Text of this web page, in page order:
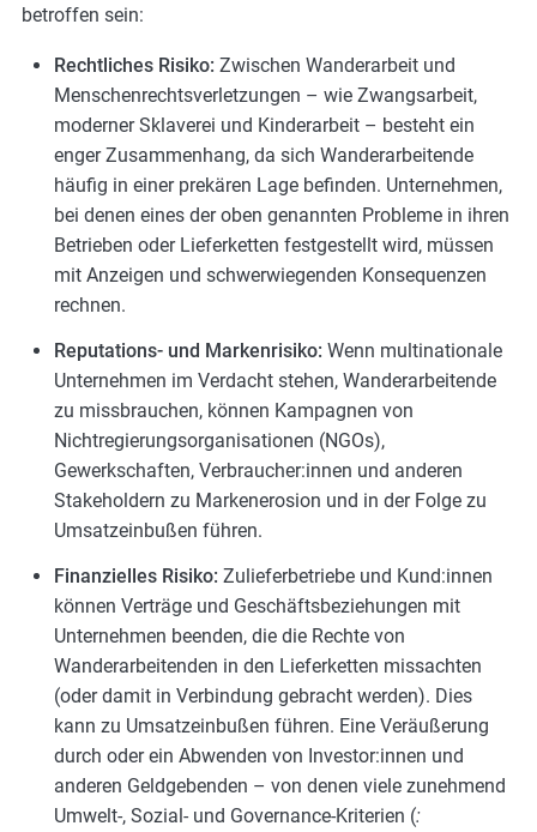
betroffen sein:
Rechtliches Risiko: Zwischen Wanderarbeit und
Menschenrechtsverletzungen – wie Zwangsarbeit,
moderner Sklaverei und Kinderarbeit – besteht ein
enger Zusammenhang, da sich Wanderarbeitende
häufig in einer prekären Lage befinden. Unternehmen,
bei denen eines der oben genannten Probleme in ihren
Betrieben oder Lieferketten festgestellt wird, müssen
mit Anzeigen und schwerwiegenden Konsequenzen
rechnen.
Reputations- und Markenrisiko: Wenn multinationale
Unternehmen im Verdacht stehen, Wanderarbeitende
zu missbrauchen, können Kampagnen von
Nichtregierungsorganisationen (NGOs),
Gewerkschaften, Verbraucher:innen und anderen
Stakeholdern zu Markenerosion und in der Folge zu
Umsatzeinbußen führen.
Finanzielles Risiko: Zulieferbetriebe und Kund:innen
können Verträge und Geschäftsbeziehungen mit
Unternehmen beenden, die die Rechte von
Wanderarbeitenden in den Lieferketten missachten
(oder damit in Verbindung gebracht werden). Dies
kann zu Umsatzeinbußen führen. Eine Veräußerung
durch oder ein Abwenden von Investor:innen und
anderen Geldgebenden – von denen viele zunehmend
Umwelt-, Sozial- und Governance-Kriterien (: